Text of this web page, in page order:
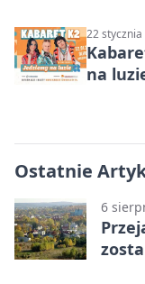
22
na
Ostatnie
6